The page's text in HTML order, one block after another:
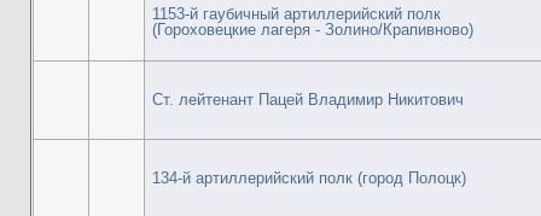
1153-й гаубичный артиллерийский полк
(Гороховецкие лагеря - Золино/Крапивново)
Ст. лейтенант Пацей Владимир Никитович
134-й артиллерийский полк (город Полоцк)